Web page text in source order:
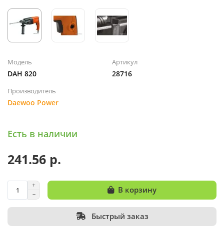
Модель
DAH 820
Артикул
28716
Производитель
Daewoo Power
Есть в наличии
241.56 р.
В корзину
Быстрый заказ